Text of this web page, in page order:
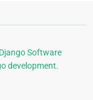
Software
development.